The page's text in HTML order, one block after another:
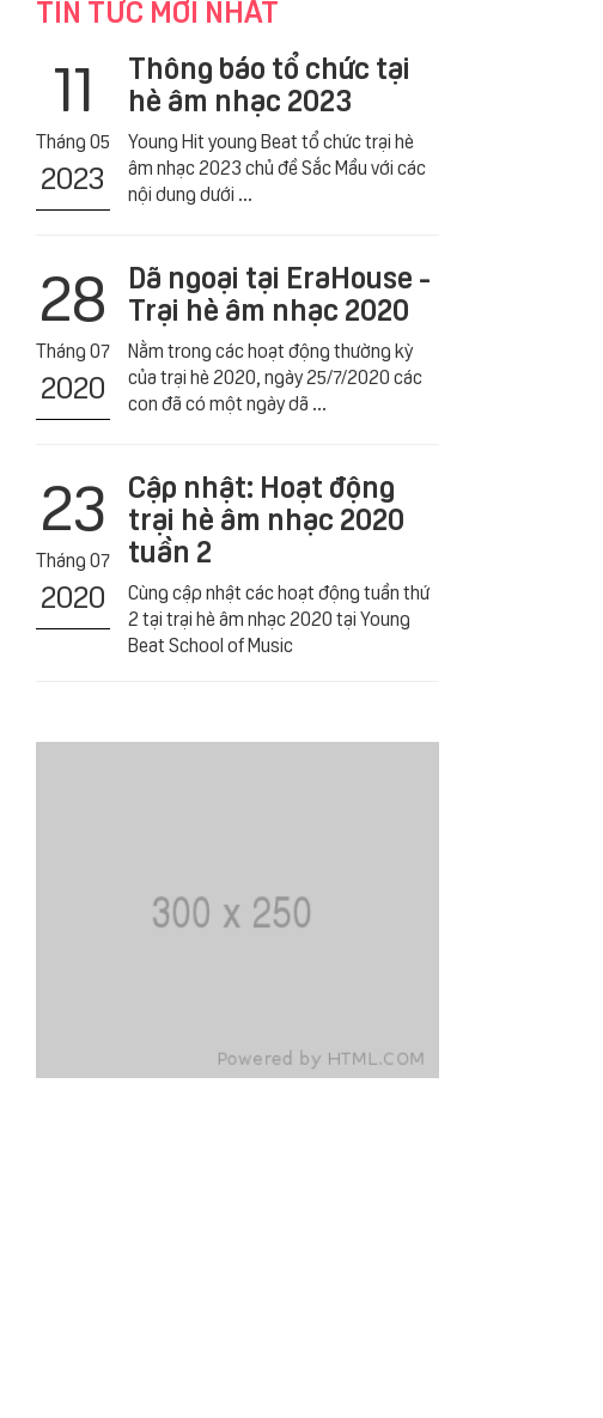
TIN TỨC MỚI NHẤT
11
Tháng 05
2023
Thông báo tổ chức tại
hè âm nhạc 2023
Young Hit young Beat tổ chức trại hè
âm nhạc 2023 chủ đề Sắc Mầu với các
nội dung dưới ...
28
Tháng 07
2020
Dã ngoại tại EraHouse -
Trại hè âm nhạc 2020
Nằm trong các hoạt động thường kỳ
của trại hè 2020, ngày 25/7/2020 các
con đã có một ngày dã ...
23
Tháng 07
2020
Cập nhật: Hoạt động
trại hè âm nhạc 2020
tuần 2
Cùng cập nhật các hoạt động tuần thứ
2 tại trại hè âm nhạc 2020 tại Young
Beat School of Music